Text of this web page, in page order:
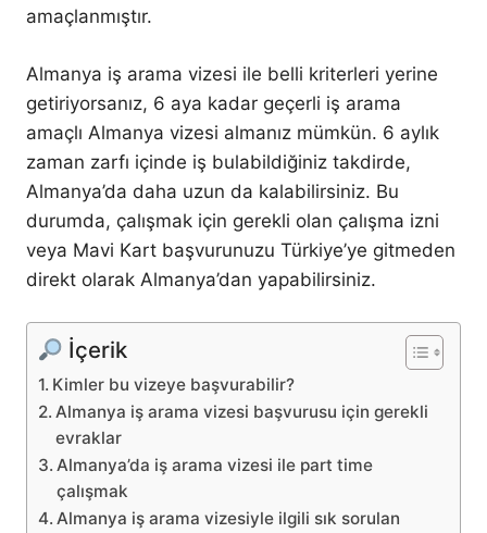
amaçlanmıştır.
Almanya iş arama vizesi ile belli kriterleri yerine
getiriyorsanız, 6 aya kadar geçerli iş arama
amaçlı Almanya vizesi almanız mümkün. 6 aylık
zaman zarfı içinde iş bulabildiğiniz takdirde,
Almanya’da daha uzun da kalabilirsiniz. Bu
durumda, çalışmak için gerekli olan çalışma izni
veya Mavi Kart başvurunuzu Türkiye’ye gitmeden
direkt olarak Almanya’dan yapabilirsiniz.
İçerik
Kimler bu vizeye başvurabilir?
Almanya iş arama vizesi başvurusu için gerekli
evraklar
Almanya’da iş arama vizesi ile part time
çalışmak
Almanya iş arama vizesiyle ilgili sık sorulan